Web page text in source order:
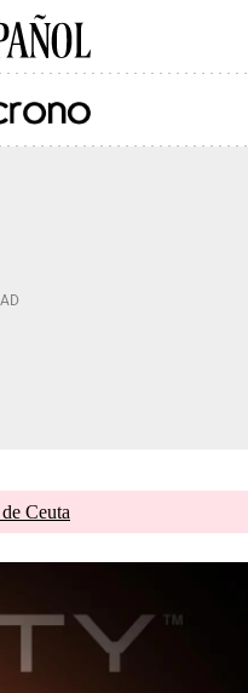
Ceuta